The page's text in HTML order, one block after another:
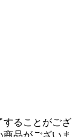
することがござ
品がございま